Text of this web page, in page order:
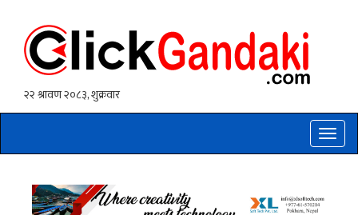
Toggle